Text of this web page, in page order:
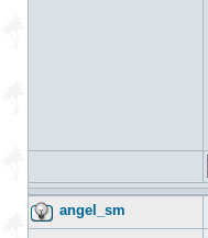
angel_sm